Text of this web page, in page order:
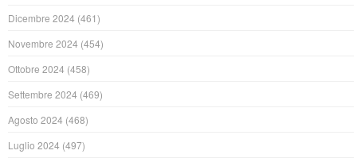
Dicembre 2024 (461)
Novembre 2024 (454)
Ottobre 2024 (458)
Settembre 2024 (469)
Agosto 2024 (468)
Luglio 2024 (497)